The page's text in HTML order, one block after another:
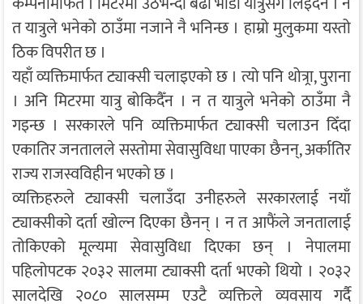
त यात्रुले भनेको ठाउँमा नजाने नै भनिन्छ । हाम्रो मुलुकमा यस्तो
ठिक विपरीत छ ।
यहाँ व्यक्तिमार्फत ट्याक्सी चलाइएको छ । त्यो पनि थोत्र्रा, पुराना
। अनि मिटरमा यात्रु बोकिदैँन । न त यात्रुले भनेको ठाउँमा नै
गइन्छ । सरकारले पनि व्यक्तिमार्फत ट्याक्सी चलाउन दिँदा
एकातिर जनतालले सस्तोमा सेवासुविधा पाएका छैनन्, अर्कातिर
राज्य राजस्वविहीन भएको छ ।
व्यक्तिहरुले ट्याक्सी चलाउँदा उनीहरुले सरकारलाई नयाँ
ट्याक्सीको दर्ता खोल्न दिएका छैनन् । न त आफैंले जनतालाई
तोकिएको मूल्यमा सेवासुविधा दिएका छन् । नेपालमा
पहिलोपटक २०३२ सालमा ट्याक्सी दर्ता भएको थियो । २०३२
सालदेखि २०८० सालसम्म एउटै व्यक्तिले व्यवसाय गर्दै